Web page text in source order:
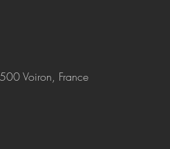
Voiron, France